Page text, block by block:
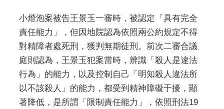
小燈泡案被告王景玉一審時，被認定「具有完全
責任能力」，但因地院認為依照兩公約規定不得
對精障者處死刑，獲判無期徒刑。前次二審合議
庭則認為，王景玉犯案當時，辨識「殺人是違法
行為」的能力，以及控制自己「明知殺人違法所
以不該殺人」的能力，都受到精神障礙干擾，顯
著降低，是所謂「限制責任能力」，依照刑法19